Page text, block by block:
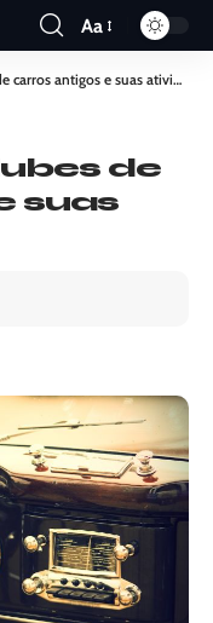
Aa
antigos e suas atividades
de
suas